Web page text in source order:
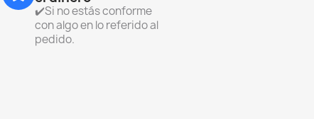
✔️Si no estás conforme
con algo en lo referido al
pedido.